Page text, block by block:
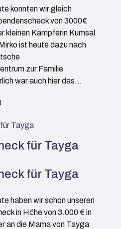
konnten wir gleich
von 3000€
kleinen Kämpferin Kumsal
ist heute dazu nach
zur Familie
war auch hier das…
für Tayga
für Tayga
haben wir schon unseren
in Höhe von 3.000 € in
an die Mama von Tayga